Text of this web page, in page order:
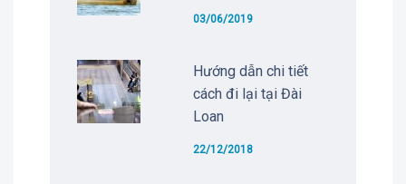
03/06/2019
Hướng dẫn chi tiết
cách đi lại tại Đài
Loan
22/12/2018